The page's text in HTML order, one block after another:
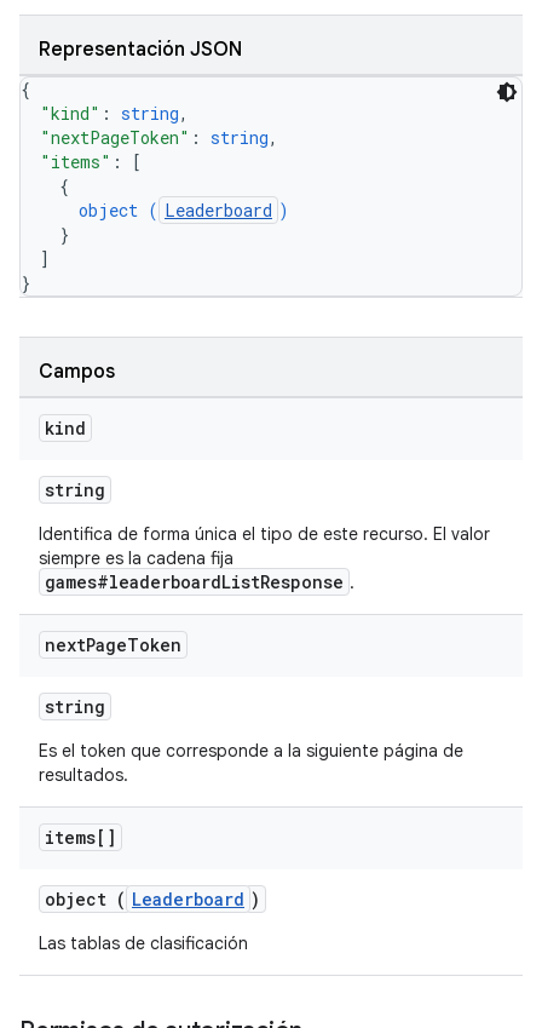
Representación JSON
{
"kind" : string,
"nextPageToken" : string,
"items" :
[
{
object ( Leaderboard )
}
]
}
Campos
kind
string
Identifica de forma única el tipo de este recurso. El valor
siempre es la cadena fija
games#leaderboardListResponse .
nextPageToken
string
Es el token que corresponde a la siguiente página de
resultados.
items[]
object ( Leaderboard )
Las tablas de clasificación